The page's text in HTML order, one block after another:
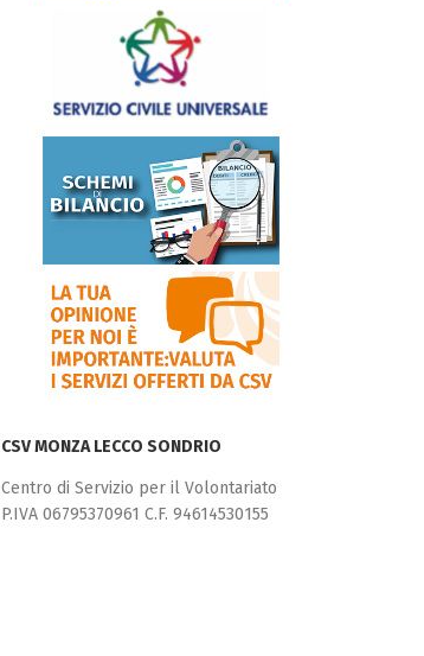
CSV MONZA LECCO SONDRIO
Centro di Servizio per il Volontariato
P.IVA 06795370961 C.F. 94614530155